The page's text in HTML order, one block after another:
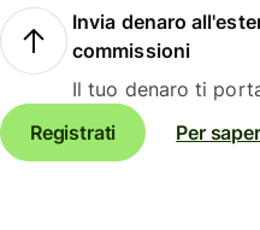
Invia denaro
commissioni
Il tuo denaro ti
Registrati
Per